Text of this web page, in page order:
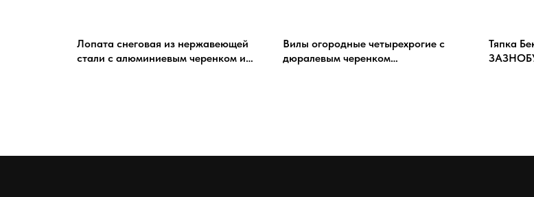
Лопата снеговая из нержавеющей
стали с алюминиевым черенком и
Вилы огородные четырехрогие с
дюралевым черенком
Тяпка